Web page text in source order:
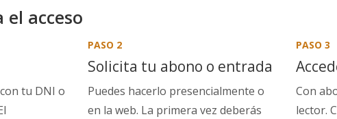
el acceso
tu DNI o
PASO 2
Solicita tu abono o entrada
Puedes hacerlo presencialmente o
en la web. La primera vez deberás
PASO 3
Con
lector.